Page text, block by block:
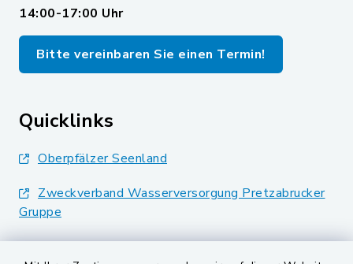
14:00-17:00 Uhr
Bitte vereinbaren Sie einen Termin!
Quicklinks
Oberpfälzer Seenland
Zweckverband Wasserversorgung Pretzabrucker
Gruppe
Landkreis Schwandorf